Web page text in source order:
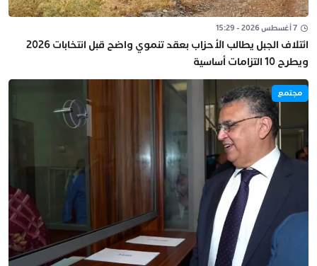
7 أغسطس 2026 - 15:29
ائتلاف الجبل يطالب الأحزاب بعقد تنموي واضح قبل انتخابات 2026
ويطرح 10 التزامات أساسية
مجتمع